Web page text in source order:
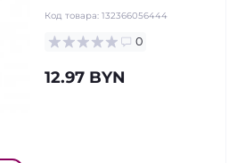
Код товара: 132366056444
0
12.97 BYN